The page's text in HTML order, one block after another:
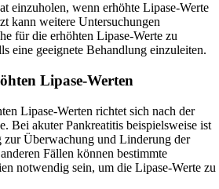
einzuholen, wenn erhöhte Lipase-Werte
kann weitere Untersuchungen
für die erhöhten Lipase-Werte zu
eine geeignete Behandlung einzuleiten.
Lipase-Werten
Lipase-Werten richtet sich nach der
Bei akuter Pankreatitis beispielsweise ist
zur Überwachung und Linderung der
Fällen können bestimmte
notwendig sein, um die Lipase-Werte zu